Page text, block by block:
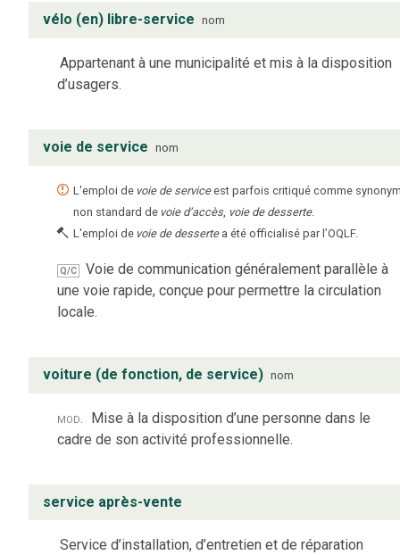
vélo (en) libre-service nom
Appartenant à une municipalité et mis à la disposition
d’usagers.
voie de service nom
L'emploi de voie de serviceest parfois critiqué comme
non standard de voie d’accès, voie de desserte.
L'emploi de voie de desserte a été officialisé par l’OQLF.
Q/C
Voie de communication généralement parallèle à
une voie rapide, conçue pour permettre la circulation
locale.
voiture (de fonction, de service) nom
mod.
Mise à la disposition d’une personne dans le
cadre de son activité professionnelle.
service après-vente
Service d’installation, d’entretien et de réparation